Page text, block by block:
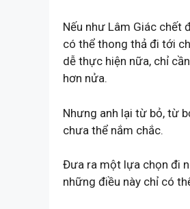
Nếu như Lâm Giác chết
có thể thong thả đi tới
dễ thực hiện nữa, chỉ
hơn nửa.
Nhưng anh lại từ bỏ, từ
chưa thể nắm chắc.
Đưa ra một lựa chọn đi
những điều này chỉ có